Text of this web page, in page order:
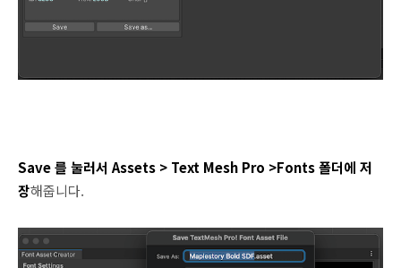
Save 를 눌러서 Assets > Text Mesh Pro >Fonts 폴더에 저
장해줍니다.